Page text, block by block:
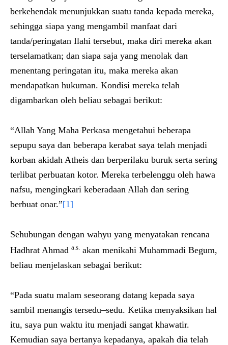
berkehendak menunjukkan suatu tanda kepada mereka,
sehingga siapa yang mengambil manfaat dari
tanda/peringatan Ilahi tersebut, maka diri mereka akan
terselamatkan; dan siapa saja yang menolak dan
menentang peringatan itu, maka mereka akan
mendapatkan hukuman. Kondisi mereka telah
digambarkan oleh beliau sebagai berikut:
“Allah Yang Maha Perkasa mengetahui beberapa
sepupu saya dan beberapa kerabat saya telah menjadi
korban akidah Atheis dan berperilaku buruk serta sering
terlibat perbuatan kotor. Mereka terbelenggu oleh hawa
nafsu, mengingkari keberadaan Allah dan sering
berbuat onar.”[1]
Sehubungan dengan wahyu yang menyatakan rencana
Hadhrat Ahmad a.s. akan menikahi Muhammadi Begum,
beliau menjelaskan sebagai berikut:
“Pada suatu malam seseorang datang kepada saya
sambil menangis tersedu–sedu. Ketika menyaksikan hal
itu, saya pun waktu itu menjadi sangat khawatir.
Kemudian saya bertanya kepadanya, apakah dia telah